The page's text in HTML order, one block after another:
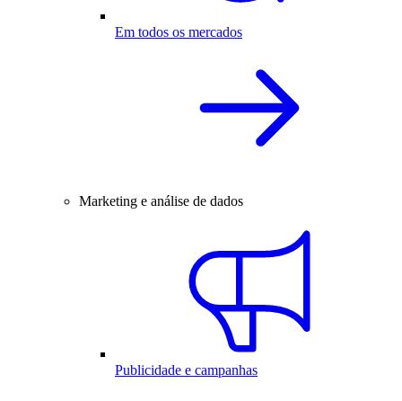
Em todos os mercados
Marketing e análise de dados
Publicidade e campanhas